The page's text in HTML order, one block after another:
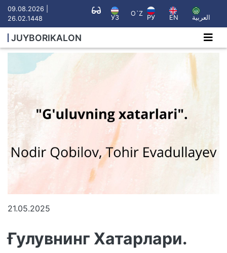
09.08.2026 |
26.02.1448
УЗ
O`Z
РУ EN العربية
JUYBORIKALON
21.05.2025
Ғулувнинг Хатарлари.